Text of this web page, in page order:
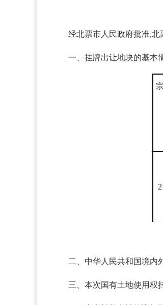
经北票市人民政府批准,北
一、挂牌出让地块的基本
二、中华人民共和国境内
三、本次国有土地使用权